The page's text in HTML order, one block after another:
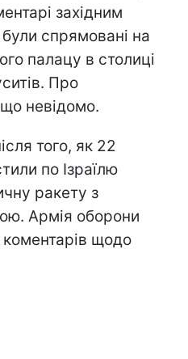
західним
спрямовані на
палацу в столиці
Про
невідомо.
того, як 22
по Ізраїлю
ракету з
Армія оборони
коментарів щодо